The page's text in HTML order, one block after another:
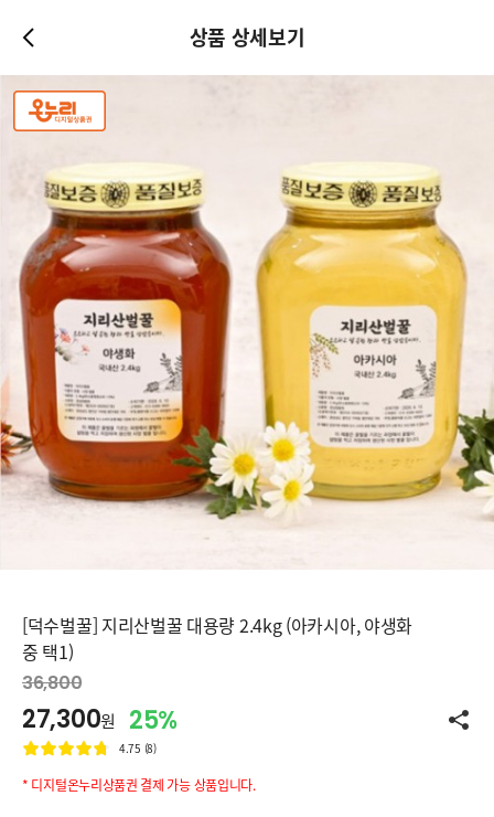
상품 상세보기
[덕수벌꿀] 지리산벌꿀 대용량 2.4kg (아카시아, 야생화
중 택1)
36,800
27,300원 25%
4.75 (8)
* 디지털온누리상품권 결제 가능 상품입니다.